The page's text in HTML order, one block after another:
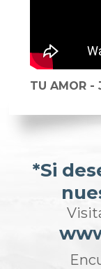
TU AMOR -
*Si